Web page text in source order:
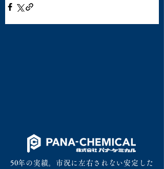
50年の実績。市況に左右されない安定した